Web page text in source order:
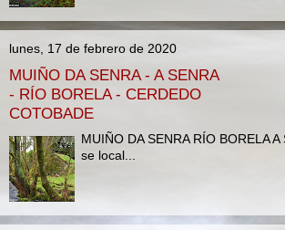
lunes, 17 de febrero de 2020
MUIÑO DA SENRA - A SENRA
- RÍO BORELA - CERDEDO
COTOBADE
MUIÑO DA SENRA RÍO BORELA
se local...